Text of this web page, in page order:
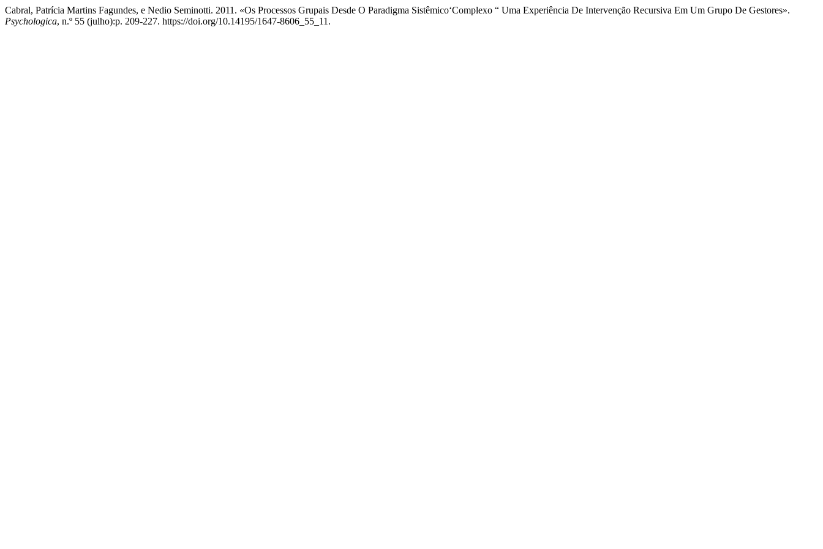
Cabral, Patrícia Martins Fagundes, e Nedio Seminotti. 2011. «Os Processos Grupais Desde O Paradigma Sistêmico‘Complexo “ Uma Experiência De Intervenção Recursiva Em Um Grupo De Gestores».
Psychologica, n.º 55 (julho):p. 209-227. https://doi.org/10.14195/1647-8606_55_11.